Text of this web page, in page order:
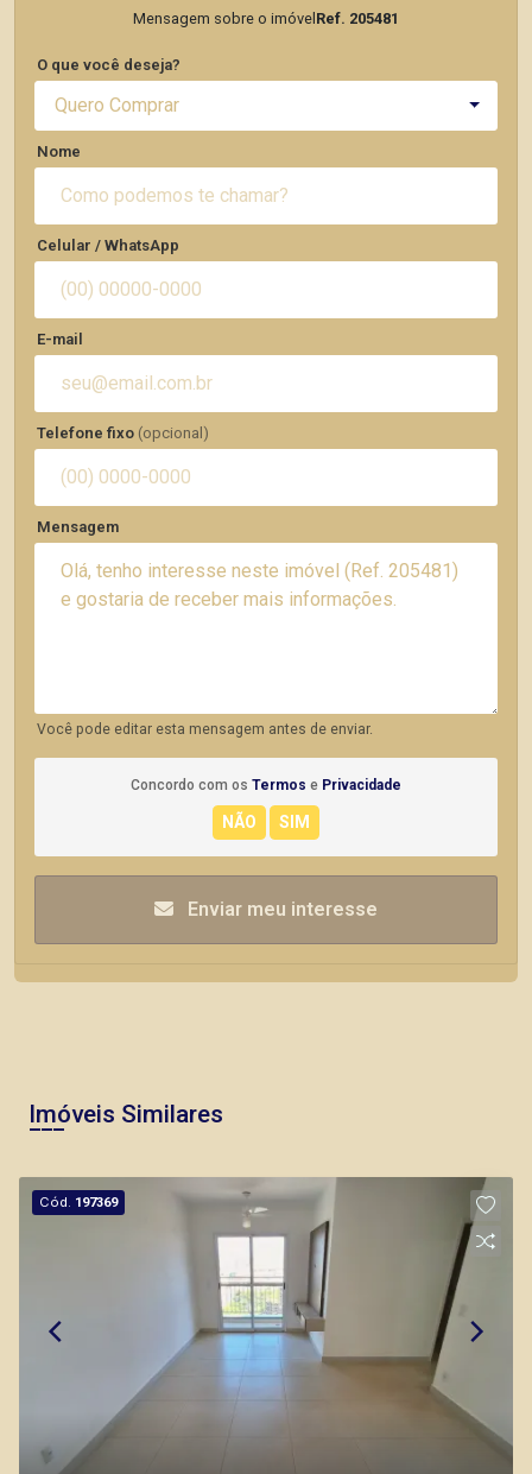
Mensagem sobre o imóvel Ref. 205481
O que você deseja?
Quero Comprar
Nome
Celular / WhatsApp
E-mail
Telefone fixo (opcional)
Mensagem
Você pode editar esta mensagem antes de enviar.
Concordo com os Termos e Privacidade
Enviar meu interesse
Imóveis Similares
Cód. 197369